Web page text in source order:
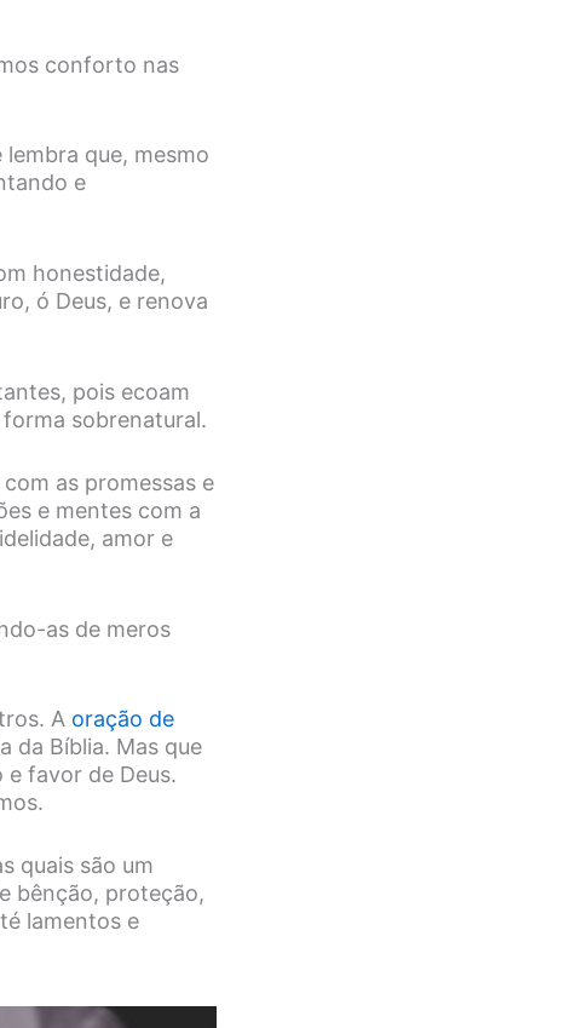
conforto nas
lembra que, mesmo
e
honestidade,
ó Deus, e renova
pois ecoam
sobrenatural.
as promessas e
e mentes com a
amor e
as de meros
A oração de
da Bíblia. Mas que
favor de Deus.
quais são um
bênção, proteção,
lamentos e